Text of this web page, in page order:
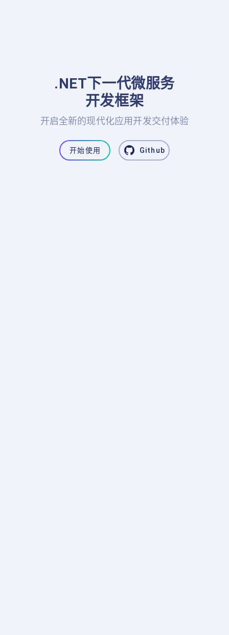
.NET下一代微服务
开发框架
开启全新的现代化应用开发交付体验
开始使用 Github